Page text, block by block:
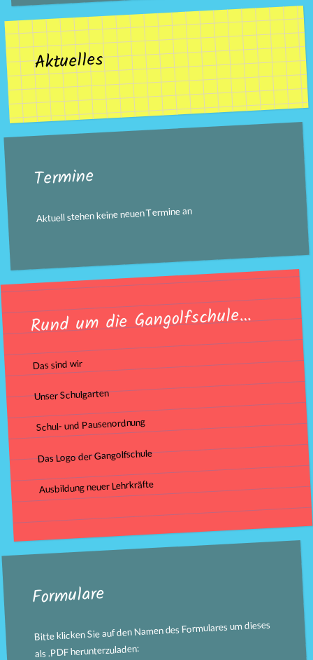
Aktuelles
Termine
Aktuell stehen keine neuen Termine an
Rund um die Gangolfschule…
Das sind wir
Unser Schulgarten
Schul- und Pausenordnung
Das Logo der Gangolfschule
Ausbildung neuer Lehrkräfte
Formulare
Bitte klicken Sie auf den Namen des Formulares um dieses
als .PDF herunterzuladen: